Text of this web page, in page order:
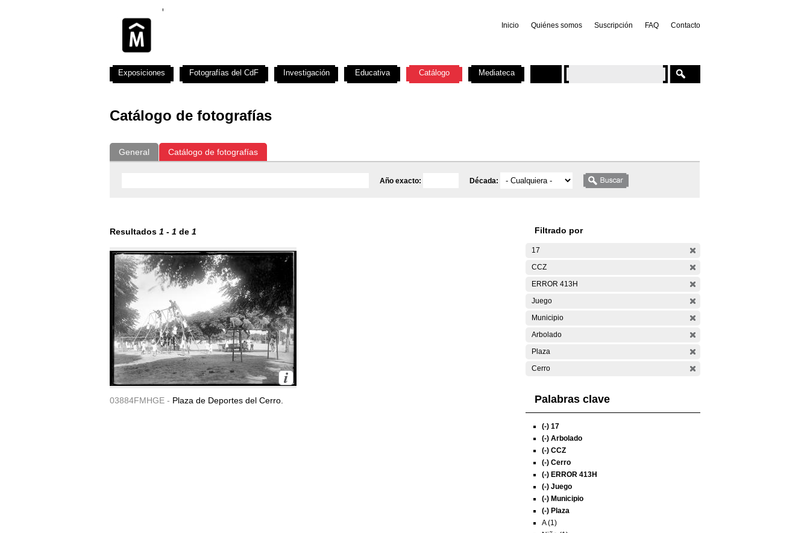
Inicio Quiénes somos Suscripción FAQ Contacto
Catálogo de fotografías
General Catálogo de fotografías
Año exacto: Década:
Resultados 1 - 1 de 1
03884FMHGE - Plaza de Deportes del Cerro.
Filtrado por
17
CCZ
ERROR 413H
Juego
Municipio
Arbolado
Plaza
Cerro
Palabras clave
(-) 17
(-) Arbolado
(-) CCZ
(-) Cerro
(-) ERROR 413H
(-) Juego
(-) Municipio
(-) Plaza
A (1)
Exposiciones Fotografías del CdF Investigación Educativa Catálogo Mediateca